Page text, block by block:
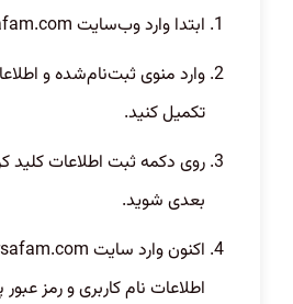
ابتدا وارد وب‌سایت
وارد منوی ثبت‌نام‌شده و
تکمیل کنید.
روی دکمه ثبت اطلاعات کلید
بعدی شوید.
اکنون وارد سایت
اطلاعات نام کاربری و رمز عبور